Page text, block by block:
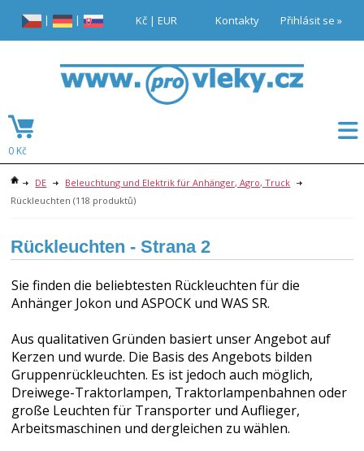
DE
Beleuchtung und Elektrik für Anhänger, Agro, Truck
Rückleuchten (118 produktů)
Rückleuchten - Strana 2
Sie finden die beliebtesten Rückleuchten für die
Anhänger Jokon und ASPOCK und WAS SR.
Aus qualitativen Gründen basiert unser Angebot auf
Kerzen und wurde. Die Basis des Angebots bilden
Gruppenrückleuchten. Es ist jedoch auch möglich,
Dreiwege-Traktorlampen, Traktorlampenbahnen oder
große Leuchten für Transporter und Auflieger,
Arbeitsmaschinen und dergleichen zu wählen.
Přihlásit se »
Kontakty
Kč |EUR
| |
0 Kč